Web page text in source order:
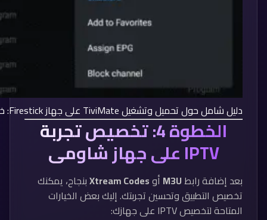
دليل شامل حول تحميل وتشغيل TiviMate على جهاز Firestick: خطوة بخطوة
الخطوة 4: تخصيص تجربة
IPTV على جهاز شاومي
بعد إضافة رابطM3U أوXtream Codesبنجاح، يمكنك
تخصيص التطبيق وتحسين تجربتك. إليك بعض الخيارات
المتاحة لتخصيص IPTV على جهازك: